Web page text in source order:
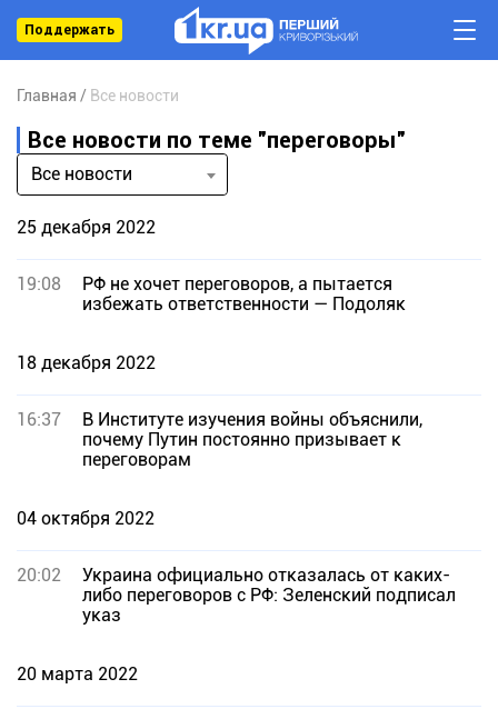
Поддержать
Главная Все новости
Все новости по теме "переговоры"
Все новости
25 декабря 2022
19:08
РФ не хочет переговоров, а пытается
избежать ответственности — Подоляк
18 декабря 2022
16:37
В Институте изучения войны объяснили,
почему Путин постоянно призывает к
переговорам
04 октября 2022
20:02
Украина официально отказалась от каких-
либо переговоров с РФ: Зеленский подписал
указ
20 марта 2022